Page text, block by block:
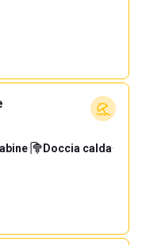
· Doccia calda·